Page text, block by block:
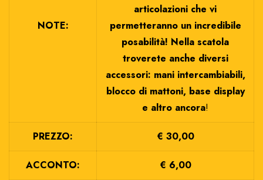
NOTE:
articolazioni che vi
permetteranno un incredibile
posabilità! Nella scatola
troverete anche diversi
accessori: mani intercambiabili,
blocco di mattoni, base display
e altro ancora!
PREZZO: € 30,00
ACCONTO: € 6,00